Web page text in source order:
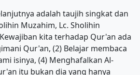
adalah taujih singkat dan
Muzahim, Lc. Sholihin
kita terhadap Qur'an ada
Qur'an, (2) Belajar membaca
isinya, (4) Menghafalkan Al-
itu bukan dia yang hanya